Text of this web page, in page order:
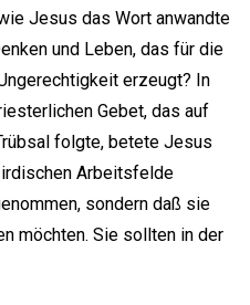
Jesus das Wort anwandte
und Leben, das für die
erzeugt? In
Gebet, das auf
folgte, betete Jesus
Arbeitsfelde
sondern daß sie
möchten. Sie sollten in der